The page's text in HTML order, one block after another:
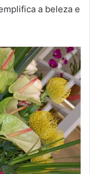
a beleza e